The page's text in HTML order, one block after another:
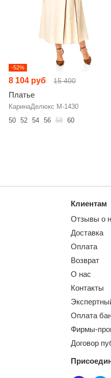
-52%
8 104 руб 15 400
Платье
КаринаДелюкс М-1430
50
52 54 56 58 60
Клиентам
Отзывы о
Доставка
Оплата
Возврат
О нас
Контакты
Оплата
Фирмы-
Договор